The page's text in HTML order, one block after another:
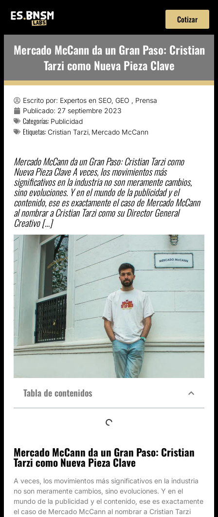
Cotizar
Mercado McCann da un Gran Paso: Cristian
Tarzi como Nueva Pieza Clave
Escrito por: Expertos en SEO, GEO , Prensa
Publicado: 27 septiembre 2023
Categorías: Publicidad
Etiquetas: Cristian Tarzi, Mercado McCann
Mercado McCann da un Gran Paso: Cristian Tarzi como
Nueva Pieza Clave A veces, los movimientos más
significativos en la industria no son meramente cambios,
sino evoluciones. Y en el mundo de la publicidad y el
contenido, ese es exactamente el caso de Mercado McCann
al nombrar a Cristian Tarzi como su Director General
Creativo […]
Tabla de contenidos
Mercado McCann da un Gran Paso: Cristian
Tarzi como Nueva Pieza Clave
A veces, los movimientos más significativos en la industria
no son meramente cambios, sino evoluciones. Y en el
mundo de la publicidad y el contenido, ese es exactamente
el caso de Mercado McCann al nombrar a Cristian Tarzi